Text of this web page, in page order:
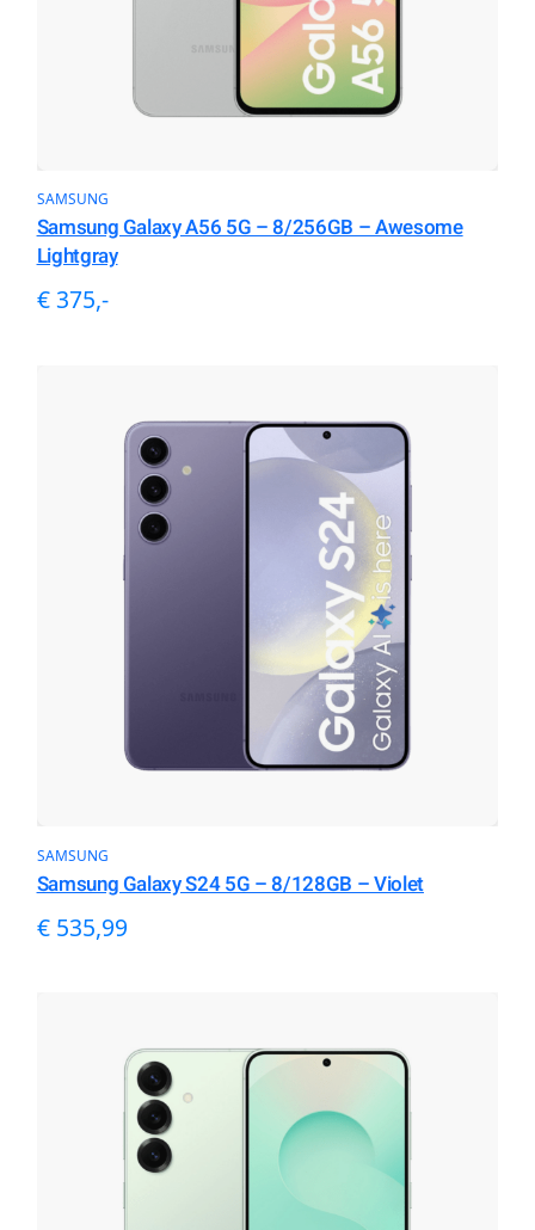
SAMSUNG
Samsung Galaxy A56 5G – 8/256GB – Awesome
Lightgray
€ 375,-
SAMSUNG
Samsung Galaxy S24 5G – 8/128GB – Violet
€535,99